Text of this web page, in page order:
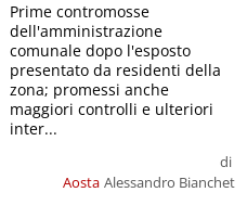
Aosta
di
Alessandro Bianchet
Prime contromosse
dell'amministrazione
comunale dopo l'esposto
presentato da residenti della
zona; promessi anche
maggiori controlli e ulteriori
inter...